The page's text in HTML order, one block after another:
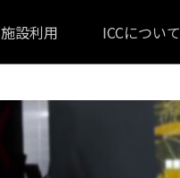
施設利用 ICCについて